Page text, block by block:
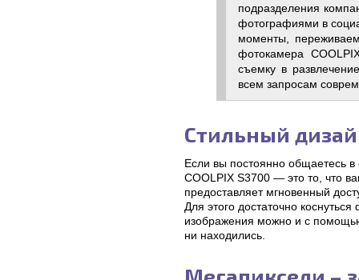
подразделения
фотографиями в
моменты,
фотокамера
съемку в
всем запросам
Стильный
Если вы постоянно общаетесь
COOLPIX S3700 — это то, что
предоставляет мгновенный
Для этого достаточно
изображения можно и с
ни находились.